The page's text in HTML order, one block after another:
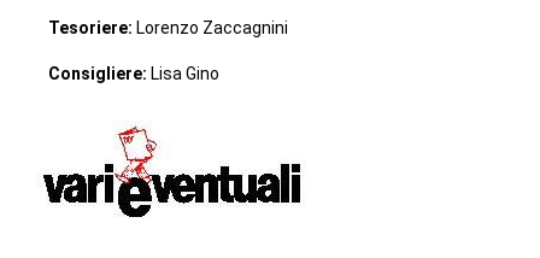
Tesoriere: Lorenzo Zaccagnini
Consigliere: Lisa Gino